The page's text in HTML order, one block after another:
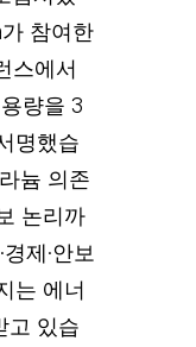
가 참여한
스에서
량을 3
명했습
늄 의존
논리까
제·안보
는 에너
고 있습